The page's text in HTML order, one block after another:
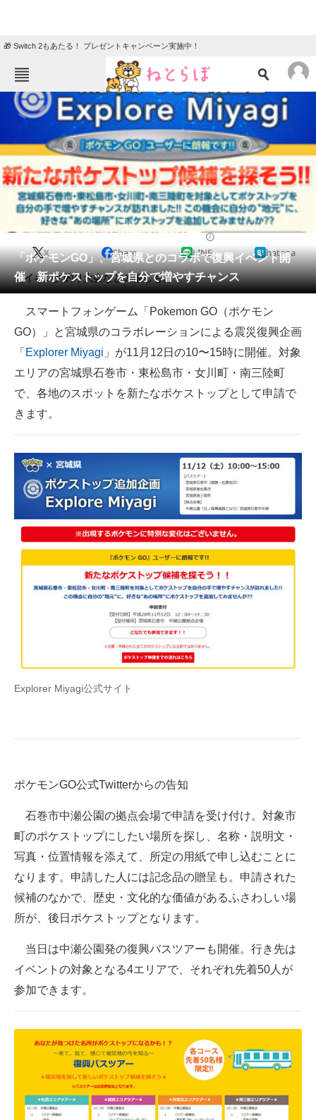
🎁 Switch 2もあたる！ プレゼントキャンペーン実施中！
ねとらぼメニュー
TOP ニュース
エンタメ クイズ
グルメ 地域
住まい 教育・育児
リサーチ
会員記事
メディア
注目記事を集めた総合ページ
ITの今と未来を見通す
スマホと通信の最新トレンド
好きが集まる 比べて選べる
ビジネスと働き方のヒント
AI活用のいまが分かる
企業ITのトレンドを詳説
経営リーダーのコミュニティ
マーケ×ITの今がよく分かる
ITエンジニア向け専門サイト
企業向けIT製品の総合サイト
モノづくり技術者専門サイト
エネルギーの専門メディア
建設×テクノロジーの最前線
ちょっと気になるネットの話題
「ポケモンGO」、宮城県とのコラボで復興イベント開
催 新ポケストップを自分で増やすチャンス
X Share LINE hatena
コイキング釣り大会などの催しも。
スマートフォンゲーム「Pokemon GO（ポケモン
GO）」と宮城県のコラボレーションによる震災復興企画
「 Explorer Miyagi 」が11月12日の10〜15時に開催。対象
エリアの宮城県石巻市・東松島市・女川町・南三陸町
で、各地のスポットを新たなポケストップとして申請で
きます。
Explorer Miyagi公式サイト
ポケモンGO公式Twitterからの告知
石巻市中瀬公園の拠点会場で申請を受け付け。対象市
町のポケストップにしたい場所を探し、名称・説明文・
写真・位置情報を添えて、所定の用紙で申し込むことに
なります。申請した人には記念品の贈呈も。申請された
候補のなかで、歴史・文化的な価値があるふさわしい場
所が、後日ポケストップとなります。
当日は中瀬公園発の復興バスツアーも開催。行き先は
イベントの対象となる4エリアで、それぞれ先着50人が
参加できます。